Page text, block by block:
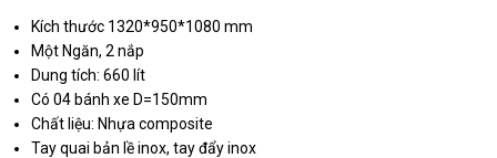
Kích thước 1320*950*1080 mm
Một Ngăn, 2 nắp
Dung tích: 660 lít
Có 04 bánh xe D=150mm
Chất liệu: Nhựa composite
Tay quai bản lề inox, tay đẩy inox